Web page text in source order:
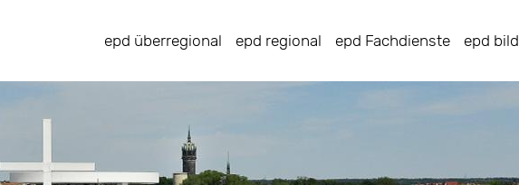
zum
epd überregional epd regional epd Fachdienste epd bild